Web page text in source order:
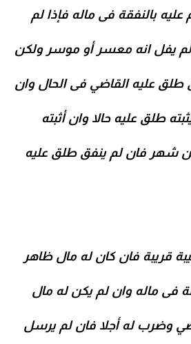
بالنفقة فى ماله فإذا لم
يفل انه معسر أو موسر ولكن
طلق عليه القاضي فى الحال وان
طلق عليه حالا وان أثبته
شهر فان لم ينفق طلق عليه
قريبة فان كان له مال ظاهر
فى ماله وان لم يكن له مال
وضرب له أجلا فان لم يرسل